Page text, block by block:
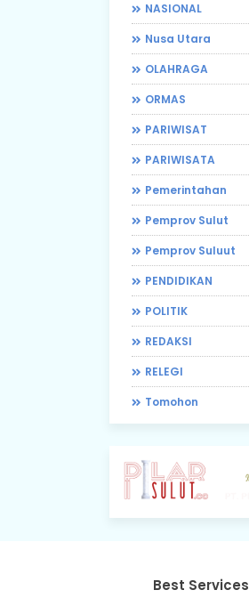
NASIONAL
Nusa Utara
OLAHRAGA
ORMAS
PARIWISAT
PARIWISATA
Pemerintahan
Pemprov Sulut
Pemprov Suluut
PENDIDIKAN
POLITIK
REDAKSI
RELEGI
Tomohon
Best Services